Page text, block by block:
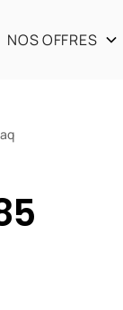
NOS OFFRES